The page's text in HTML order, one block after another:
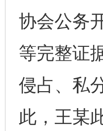
协会公务
等完整证
侵占、私
此，王某